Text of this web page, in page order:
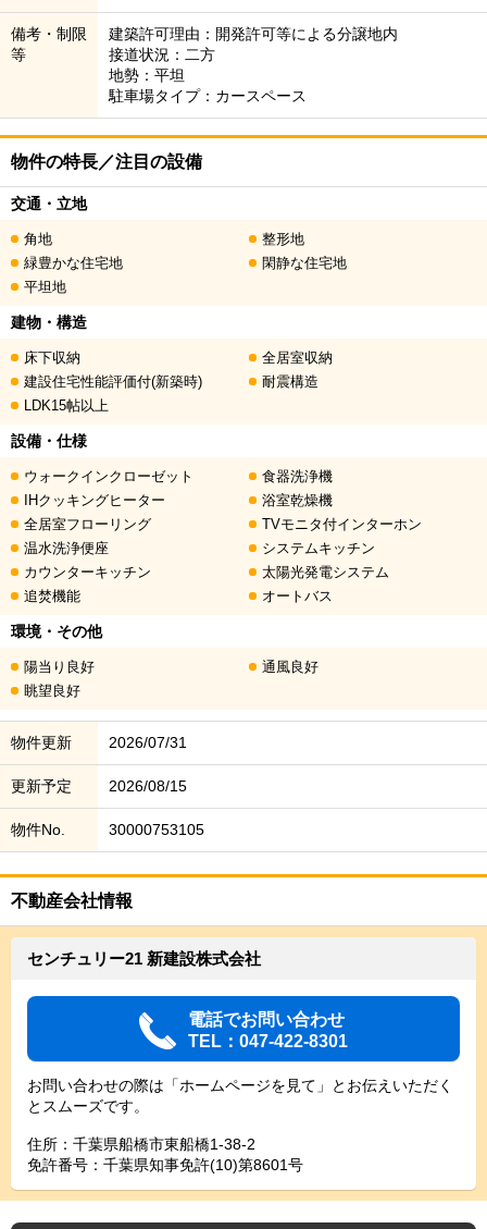
備考・制限
等
建築許可理由：開発許可等による分譲地内
接道状況：二方
地勢：平坦
駐車場タイプ：カースペース
物件の特長／注目の設備
交通・立地
角地
整形地
緑豊かな住宅地
閑静な住宅地
平坦地
建物・構造
床下収納
全居室収納
建設住宅性能評価付(新築時)
耐震構造
LDK15帖以上
設備・仕様
ウォークインクローゼット
食器洗浄機
IHクッキングヒーター
浴室乾燥機
全居室フローリング
TVモニタ付インターホン
温水洗浄便座
システムキッチン
カウンターキッチン
太陽光発電システム
追焚機能
オートバス
環境・その他
陽当り良好
通風良好
眺望良好
物件更新 2026/07/31
更新予定 2026/08/15
物件No. 30000753105
不動産会社情報
センチュリー21 新建設株式会社
電話でお問い合わせ
TEL：047-422-8301
お問い合わせの際は「ホームページを見て」とお伝えいただく
とスムーズです。
住所：千葉県船橋市東船橋1-38-2
免許番号：千葉県知事免許(10)第8601号